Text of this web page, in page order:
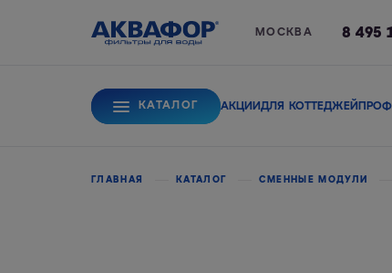
МОСКВА 8 495
КАТАЛОГ АКЦИИДЛЯ КОТТЕДЖЕЙ
Для питьевой
ГЛАВНАЯ КАТАЛОГ СМЕННЫЕ МОДУЛИ